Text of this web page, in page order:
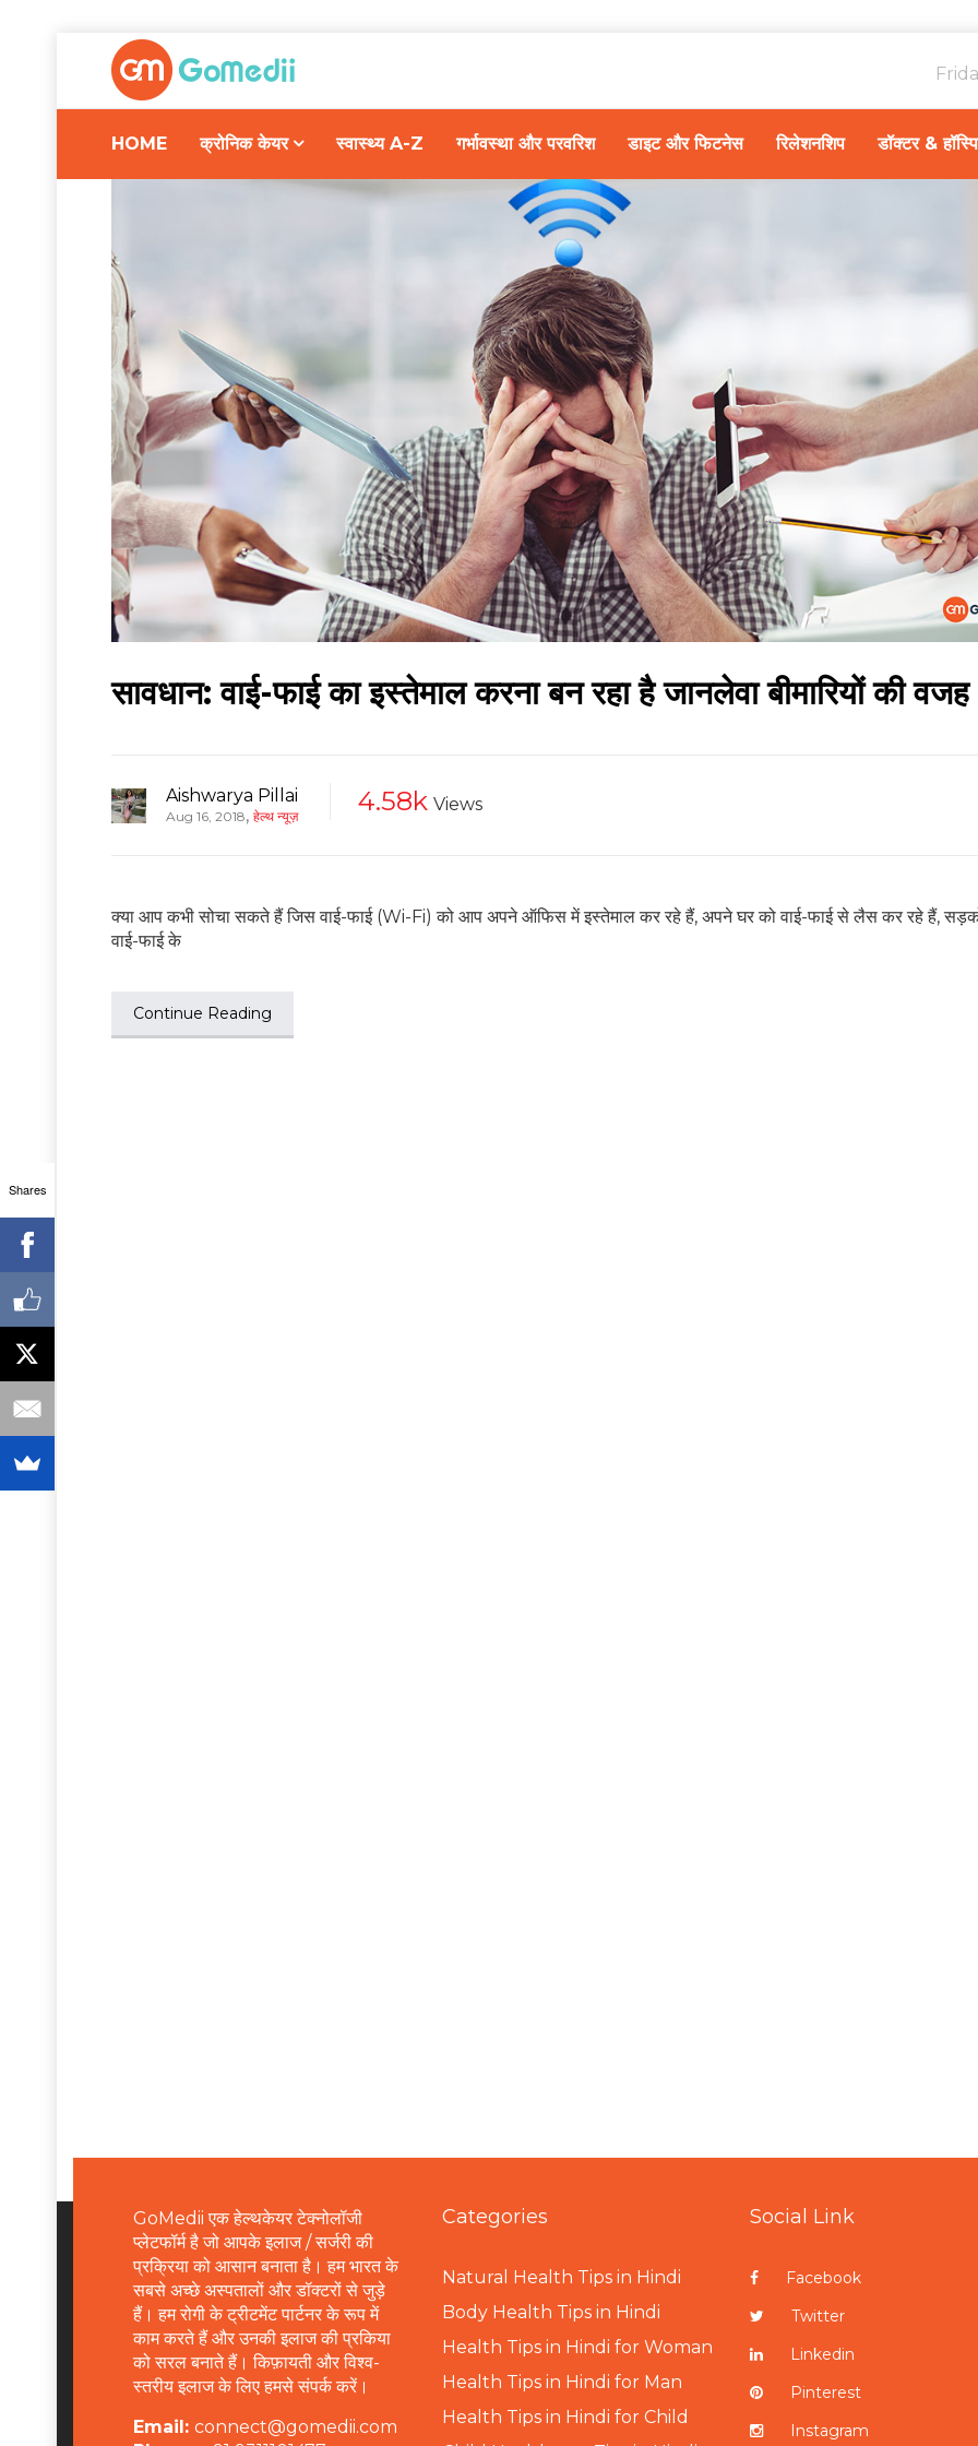
HOME क्रोनिक केयर स्वास्थ्य A-Z गर्भावस्था और परवरिश डाइट और फिटनेस रिलेशनशिप डॉक्टर &
सावधान: वाई-फाई का इस्तेमाल करना बन रहा है जानलेवा बीमारियों की वजह
Aishwarya Pillai
Aug 16, 2018, हेल्थ न्यूज़ 4.58k Views
क्या आप कभी सोचा सकते हैं जिस वाई-फाई (Wi-Fi) को आप अपने ऑफिस में इस्तेमाल कर रहे हैं, अपने घर को वाई-फाई से लैस कर रहे हैं,
वाई-फाई के
Continue Reading
GoMedii एक हेल्थकेयर टेक्नोलॉजी
प्लेटफॉर्म है जो आपके इलाज / सर्जरी की
प्रक्रिया को आसान बनाता है। हम भारत के
सबसे अच्छे अस्पतालों और डॉक्टरों से जुड़े
हैं। हम रोगी के ट्रीटमेंट पार्टनर के रूप में
काम करते हैं और उनकी इलाज की प्रकिया
को सरल बनाते हैं। किफ़ायती और विश्व-
स्तरीय इलाज के लिए हमसे संपर्क करें।
Email: connect@gomedii.com
Categories
Natural Health Tips in Hindi
Body Health Tips in Hindi
Health Tips in Hindi for Woman
Health Tips in Hindi for Man
Health Tips in Hindi for Child
Social Link
Facebook
Twitter
Linkedin
Pinterest
Instagram
Shares